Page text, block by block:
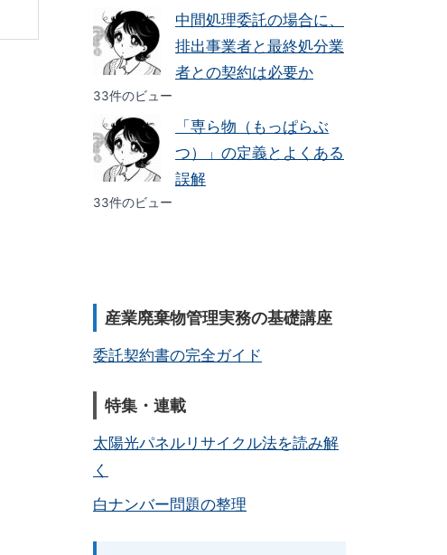
中間処理委託の場合に、
排出事業者と最終処分業
者との契約は必要か
33件のビュー
「専ら物（もっぱらぶ
つ）」の定義とよくある
誤解
33件のビュー
産業廃棄物管理実務の基礎講座
委託契約書の完全ガイド
特集・連載
太陽光パネルリサイクル法を読み解
く
白ナンバー問題の整理